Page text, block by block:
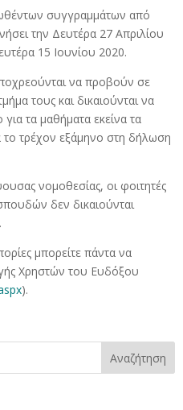
συγγραμμάτων από
την Δευτέρα 27 Απριλίου
15 Ιουνίου 2020.
να προβούν σε
τους και δικαιούνται να
τα μαθήματα εκείνα τα
το τρέχον εξάμηνο στη δήλωση
νομοθεσίας, οι φοιτητές
δεν δικαιούνται
μπορείτε πάντα να
Χρηστών του Ευδόξου
).